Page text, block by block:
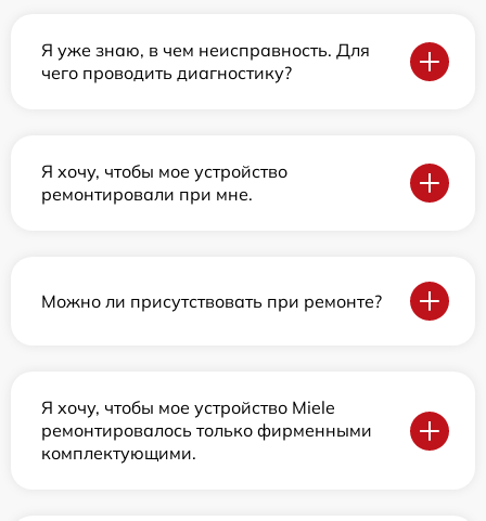
Я уже знаю, в чем неисправность. Для
чего проводить диагностику?
Я хочу, чтобы мое устройство
ремонтировали при мне.
Можно ли присутствовать при ремонте?
Я хочу, чтобы мое устройство Miele
ремонтировалось только фирменными
комплектующими.